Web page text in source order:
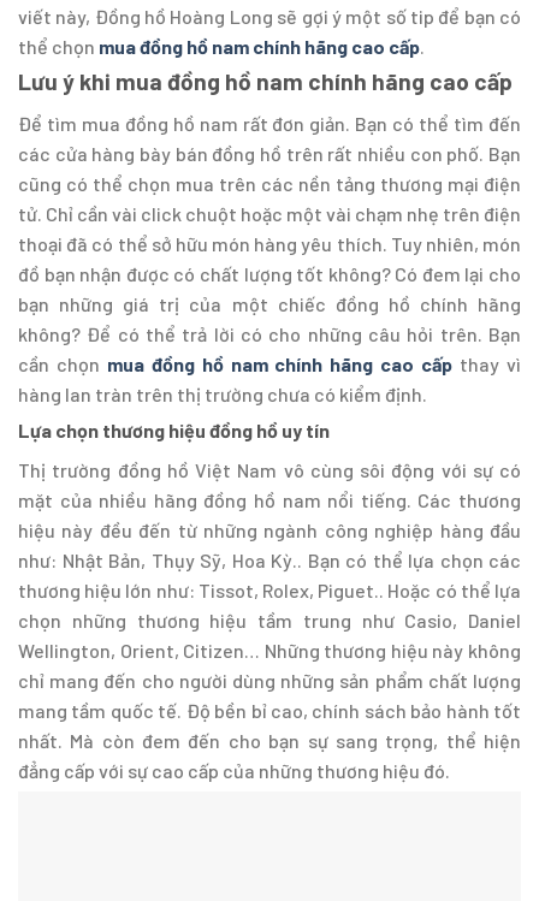
viết này, Đồng hồ Hoàng Long sẽ gợi ý một số tip để bạn có
thể chọn mua đồng hồ nam chính hãng cao cấp.
Lưu ý khi mua đồng hồ nam chính hãng cao cấp
Để tìm mua đồng hồ nam rất đơn giản. Bạn có thể tìm đến
các cửa hàng bày bán đồng hồ trên rất nhiều con phố. Bạn
cũng có thể chọn mua trên các nền tảng thương mại điện
tử. Chỉ cần vài click chuột hoặc một vài chạm nhẹ trên điện
thoại đã có thể sở hữu món hàng yêu thích. Tuy nhiên, món
đồ bạn nhận được có chất lượng tốt không? Có đem lại cho
bạn những giá trị của một chiếc đồng hồ chính hãng
không? Để có thể trả lời có cho những câu hỏi trên. Bạn
cần chọn mua đồng hồ nam chính hãng cao cấp thay vì
hàng lan tràn trên thị trường chưa có kiểm định.
Lựa chọn thương hiệu đồng hồ uy tín
Thị trường đồng hồ Việt Nam vô cùng sôi động với sự có
mặt của nhiều hãng đồng hồ nam nổi tiếng. Các thương
hiệu này đều đến từ những ngành công nghiệp hàng đầu
như: Nhật Bản, Thụy Sỹ, Hoa Kỳ.. Bạn có thể lựa chọn các
thương hiệu lớn như: Tissot, Rolex, Piguet.. Hoặc có thể lựa
chọn những thương hiệu tầm trung như Casio, Daniel
Wellington, Orient, Citizen… Những thương hiệu này không
chỉ mang đến cho người dùng những sản phẩm chất lượng
mang tầm quốc tế. Độ bền bỉ cao, chính sách bảo hành tốt
nhất. Mà còn đem đến cho bạn sự sang trọng, thể hiện
đẳng cấp với sự cao cấp của những thương hiệu đó.